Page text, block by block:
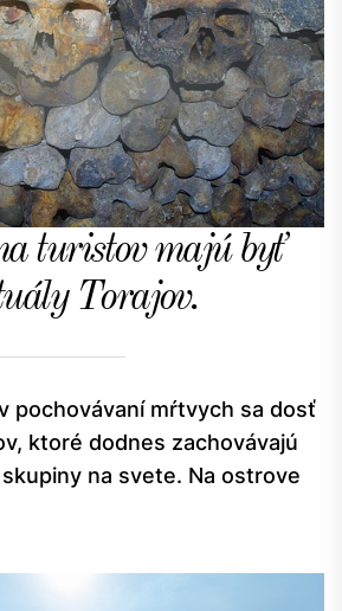
turistov majú byť
Torajov.
pochovávaní mŕtvych sa dosť
ktoré dodnes zachovávajú
na svete. Na ostrove